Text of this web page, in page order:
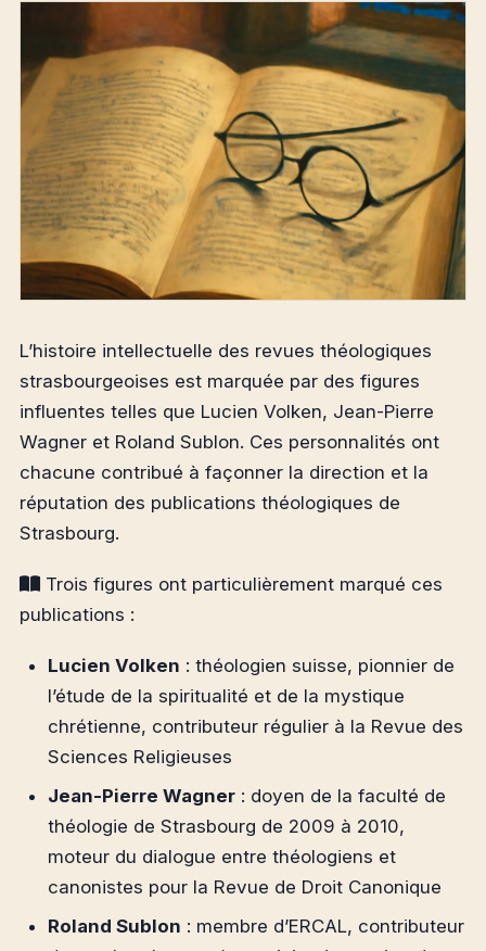
L’histoire intellectuelle des revues théologiques
strasbourgeoises est marquée par des figures
influentes telles que Lucien Volken, Jean-Pierre
Wagner et Roland Sublon. Ces personnalités ont
chacune contribué à façonner la direction et la
réputation des publications théologiques de
Strasbourg.
Trois figures ont particulièrement marqué ces
publications :
Lucien Volken : théologien suisse, pionnier de
l’étude de la spiritualité et de la mystique
chrétienne, contributeur régulier à la Revue des
Sciences Religieuses
Jean-Pierre Wagner: doyen de la faculté de
théologie de Strasbourg de 2009 à 2010,
moteur du dialogue entre théologiens et
canonistes pour la Revue de Droit Canonique
Roland Sublon : membre d’ERCAL, contributeur